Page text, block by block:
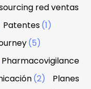
red ventas
Patentes(1)
(5)
Pharmacovigilance
(2)
Planes